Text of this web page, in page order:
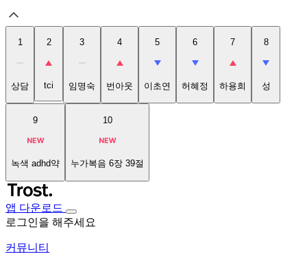
1
상담
2
tci
3
임명숙
4
번아웃
5
이초연
6
허혜정
7
하용희
8
성
9
녹색 adhd약
10
누가복음 6장 39절
앱 다운로드
로그인을 해주세요
커뮤니티